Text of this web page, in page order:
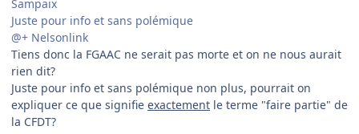
Sampaix
Juste pour info et sans polémique
@+ Nelsonlink
Tiens donc la FGAAC ne serait pas morte et on ne nous aurait
rien dit?
Juste pour info et sans polémique non plus, pourrait on
expliquer ce que signifie exactement le terme "faire partie" de
la CFDT?